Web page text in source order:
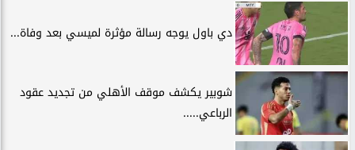
دي باول يوجه رسالة مؤثرة لميسي بعد وفاة...
شوبير يكشف موقف الأهلي من تجديد عقود
الرباعي.....